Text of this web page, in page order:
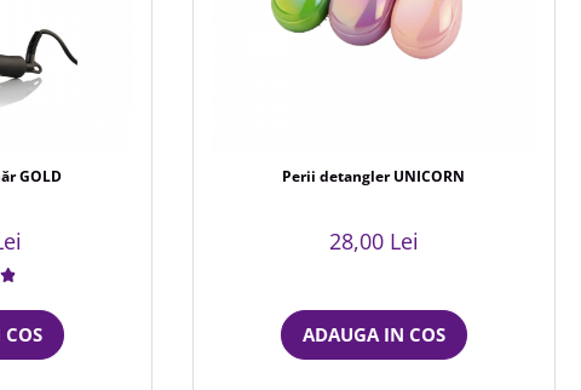
GOLD Perii detangler UNICORN
28,00 Lei
ADAUGA IN COS